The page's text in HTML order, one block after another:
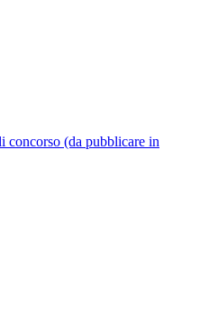
concorso (da pubblicare in